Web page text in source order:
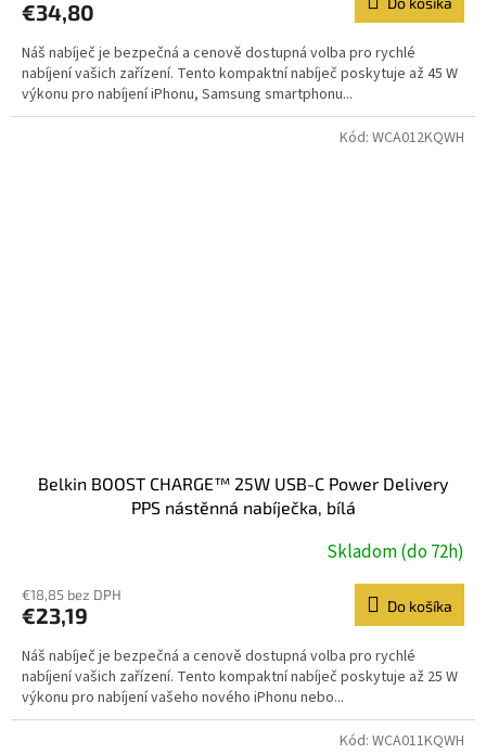
€34,80
Náš nabíječ je bezpečná a cenově dostupná volba pro rychlé
nabíjení vašich zařízení. Tento kompaktní nabíječ poskytuje až 45 W
výkonu pro nabíjení iPhonu, Samsung smartphonu...
Belkin BOOST CHARGE™ 25W USB-C Power Delivery
PPS nástěnná nabíječka, bílá
Skladom (do 72h)
€18,85 bez DPH
€23,19 Do košíka
Náš nabíječ je bezpečná a cenově dostupná volba pro rychlé
nabíjení vašich zařízení. Tento kompaktní nabíječ poskytuje až 25 W
výkonu pro nabíjení vašeho nového iPhonu nebo...
Kód: WCA012KQWH
Kód: WCA011KQWH